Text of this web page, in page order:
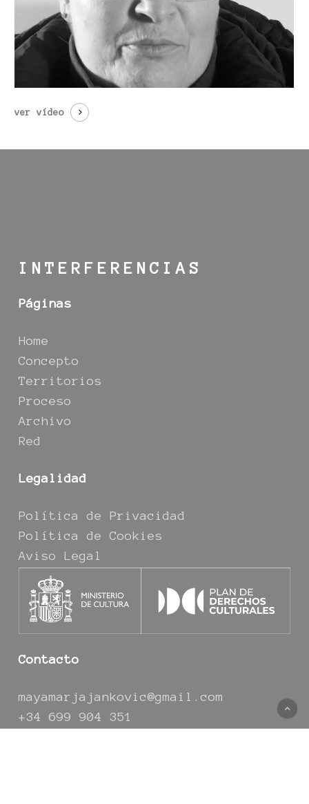
ver vídeo
INTERFERENCIAS
Páginas
Home
Concepto
Territorios
Proceso
Archivo
Red
Legalidad
Política de Privacidad
Política de Cookies
Aviso Legal
Contacto
mayamarjajankovic@gmail.com
+34 699 904 351